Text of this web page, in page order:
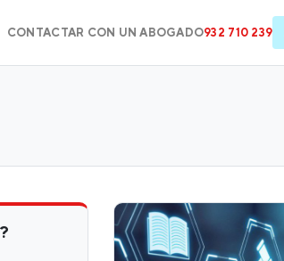
CONTACTAR CON UN ABOGADO932 710 239